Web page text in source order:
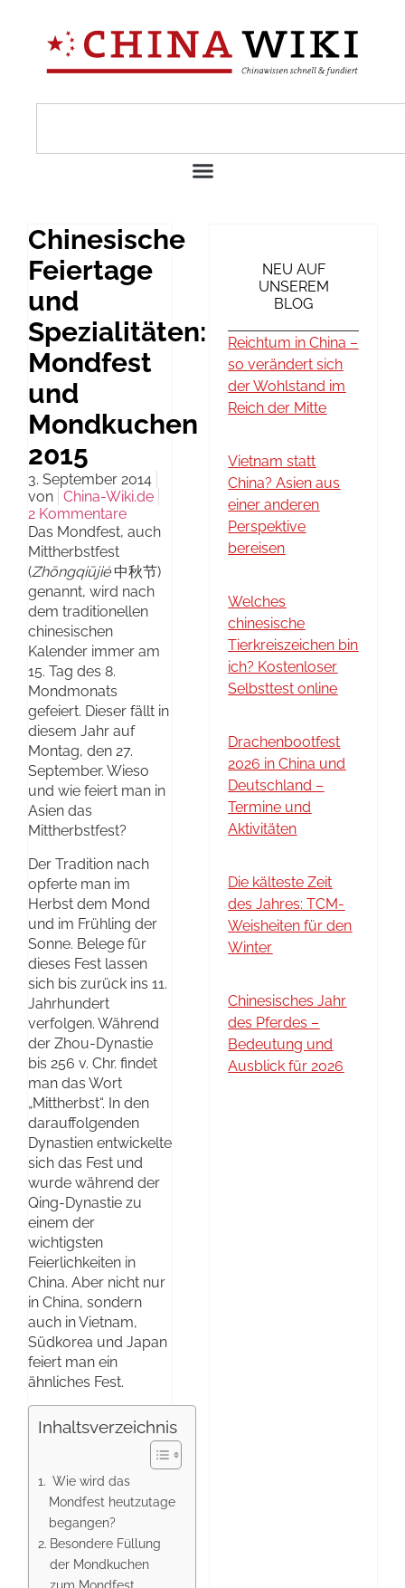
Chinesische
Feiertage
und
Spezialitäten:
Mondfest
und
Mondkuchen
2015
3. September 2014
von China-Wiki.de
2 Kommentare
Das Mondfest, auch
Mittherbstfest
(Zhōngqiūjié 中秋节)
genannt, wird nach
dem traditionellen
chinesischen
Kalender immer am
15. Tag des 8.
Mondmonats
gefeiert. Dieser fällt in
diesem Jahr auf
Montag, den 27.
September. Wieso
und wie feiert man in
Asien das
Mittherbstfest?
Der Tradition nach
opferte man im
Herbst dem Mond
und im Frühling der
Sonne. Belege für
dieses Fest lassen
sich bis zurück ins 11.
Jahrhundert
verfolgen. Während
der Zhou-Dynastie
bis 256 v. Chr. findet
man das Wort
„Mittherbst“. In den
darauffolgenden
Dynastien entwickelte
sich das Fest und
wurde während der
Qing-Dynastie zu
einem der
wichtigsten
Feierlichkeiten in
China. Aber nicht nur
in China, sondern
auch in Vietnam,
Südkorea und Japan
feiert man ein
ähnliches Fest.
Inhaltsverzeichnis
Wie wird das
Mondfest heutzutage
begangen?
Besondere Füllung
der Mondkuchen
zum Mondfest
NEU AUF
UNSEREM
BLOG
Reichtum in China –
so verändert sich
der Wohlstand im
Reich der Mitte
Vietnam statt
China? Asien aus
einer anderen
Perspektive
bereisen
Welches
chinesische
Tierkreiszeichen bin
ich? Kostenloser
Selbsttest online
Drachenbootfest
2026 in China und
Deutschland –
Termine und
Aktivitäten
Die kälteste Zeit
des Jahres: TCM-
Weisheiten für den
Winter
Chinesisches Jahr
des Pferdes –
Bedeutung und
Ausblick für 2026